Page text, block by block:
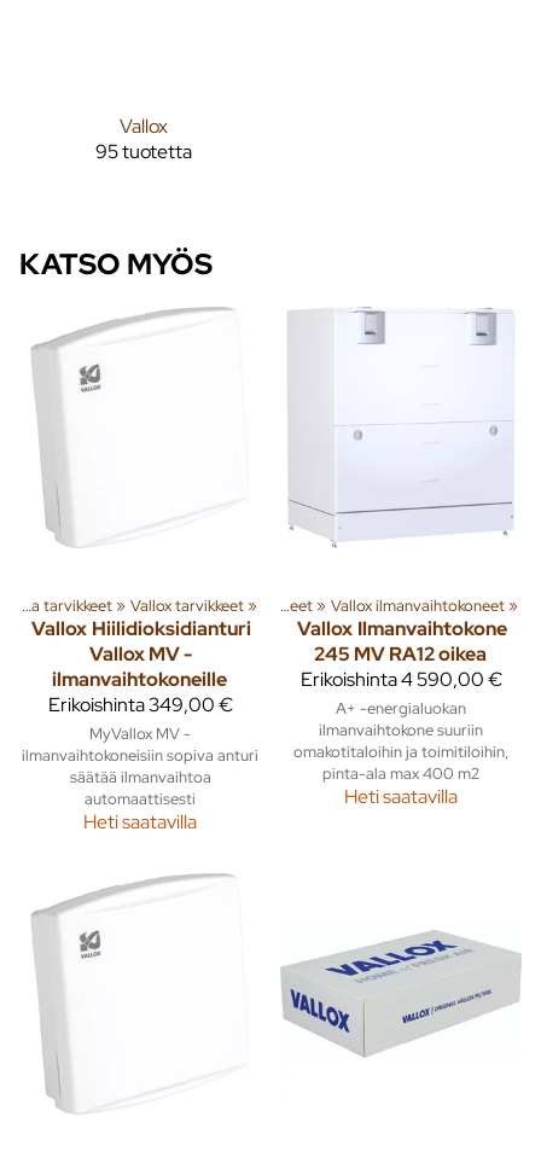
Vallox
95 tuotetta
KATSO MYÖS
Vallox ilmanvaihtokoneet ja tarvikkeet‪» Vallox tarvikkeet‪»
Vallox Hiilidioksidianturi
Vallox MV -
ilmanvaihtokoneille
Erikoishinta349,00 €
MyVallox MV -
ilmanvaihtokoneisiin sopiva anturi
säätää ilmanvaihtoa
automaattisesti
Heti saatavilla
‪» Vallox ilmanvaihtokoneet ja tarvikkeet‪» Vallox ilmanvaihtokoneet‪»
Vallox Ilmanvaihtokone
245 MV RA12 oikea
Erikoishinta4 590,00 €
A+ -energialuokan
ilmanvaihtokone suuriin
omakotitaloihin ja toimitiloihin,
pinta-ala max 400 m2
Heti saatavilla